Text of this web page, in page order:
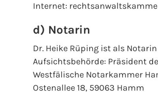
Internet:
d) Notarin
Dr. Heike Rüping ist als
Aufsichtsbehörde: Präsident
Westfälische Notarkammer
Ostenallee 18, 59063 Hamm